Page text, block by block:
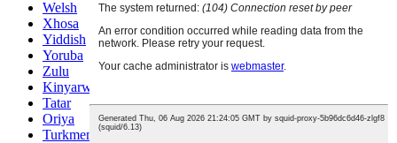
Welsh
Xhosa
Yiddish
Yoruba
Zulu
Kinyarwanda
Tatar
Oriya
Turkmen